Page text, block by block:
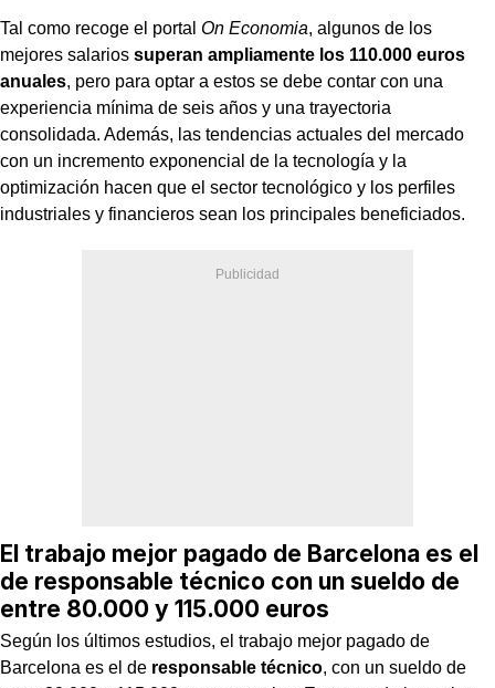
Tal como recoge el portal On Economia, algunos de los
mejores salarios superan ampliamente los 110.000 euros
anuales, pero para optar a estos se debe contar con una
experiencia mínima de seis años y una trayectoria
consolidada. Además, las tendencias actuales del mercado
con un incremento exponencial de la tecnología y la
optimización hacen que el sector tecnológico y los perfiles
industriales y financieros sean los principales beneficiados.
El trabajo mejor pagado de Barcelona es el
de responsable técnico con un sueldo de
entre 80.000 y 115.000 euros
Según los últimos estudios, el trabajo mejor pagado de
Barcelona es el de responsable técnico, con un sueldo de